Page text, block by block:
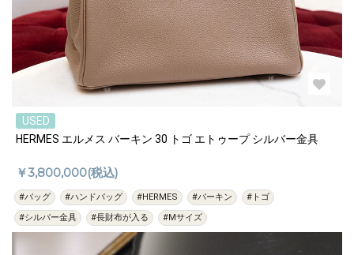
USED
HERMES エルメス バーキン 30 トゴ エトゥープ シルバー金具
￥3,800,000(税込)
#バッグ #ハンドバッグ #HERMES #バーキン
#トゴ
#シルバー金具
#長財布が入る #Mサイズ